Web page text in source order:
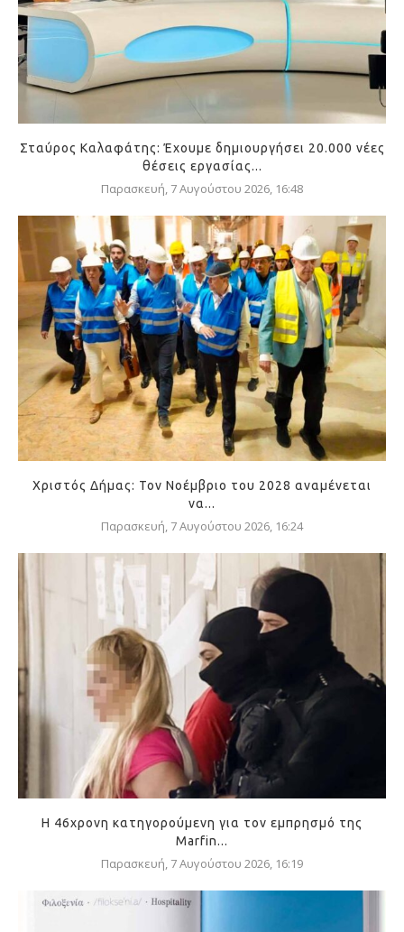
Σταύρος Καλαφάτης: Έχουμε δημιουργήσει 20.000 νέες
θέσεις εργασίας...
Παρασκευή, 7 Αυγούστου 2026, 16:48
Χριστός Δήμας: Τον Νοέμβριο του 2028 αναμένεται
να...
Παρασκευή, 7 Αυγούστου 2026, 16:24
Η 46χρονη κατηγορούμενη για τον εμπρησμό της
Marfin...
Παρασκευή, 7 Αυγούστου 2026, 16:19